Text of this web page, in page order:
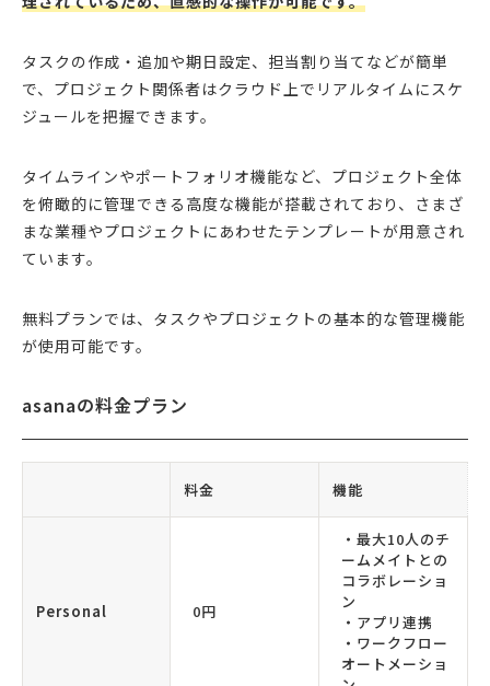
タスクの作成・追加や期日設定、担当割り当てなどが簡単
で、プロジェクト関係者はクラウド上でリアルタイムにスケ
ジュールを把握できます。
タイムラインやポートフォリオ機能など、プロジェクト全体
を俯瞰的に管理できる高度な機能が搭載されており、さまざ
まな業種やプロジェクトにあわせたテンプレートが用意され
ています。
無料プランでは、タスクやプロジェクトの基本的な管理機能
が使用可能です。
asanaの料金プラン
料金 機能
Personal 0円
・最大10人のチ
ームメイトとの
コラボレーショ
ン
・アプリ連携
・ワークフロー
オートメーショ